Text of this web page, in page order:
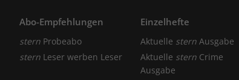
Abo-Empfehlungen
sternProbeabo
sternLeser werben Leser
Einzelhefte
Aktuelle sternAusgabe
Aktuelle sternCrime
Ausgabe